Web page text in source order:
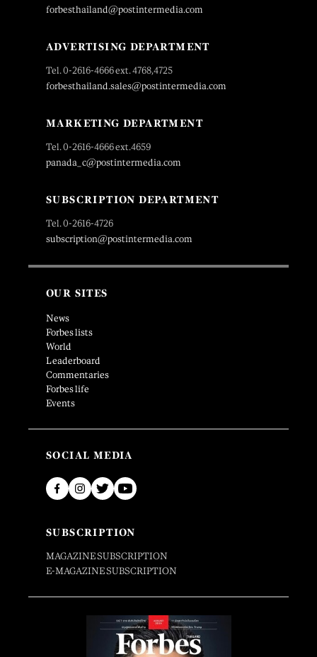
forbesthailand@postintermedia.com
ADVERTISING DEPARTMENT
Tel. 0-2616-4666 ext. 4768,4725
forbesthailand.sales@postintermedia.com
MARKETING DEPARTMENT
Tel. 0-2616-4666 ext.4659
panada_c@postintermedia.com
SUBSCRIPTION DEPARTMENT
Tel. 0-2616-4726
subscription@postintermedia.com
OUR SITES
News
Forbes lists
World
Leaderboard
Commentaries
Forbes life
Events
SOCIAL MEDIA
SUBSCRIPTION
MAGAZINE SUBSCRIPTION
E-MAGAZINE SUBSCRIPTION